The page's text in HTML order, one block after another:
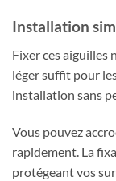
Installation
Fixer ces aiguilles
léger suffit pour
installation sans
Vous pouvez
rapidement. La
protégeant vos